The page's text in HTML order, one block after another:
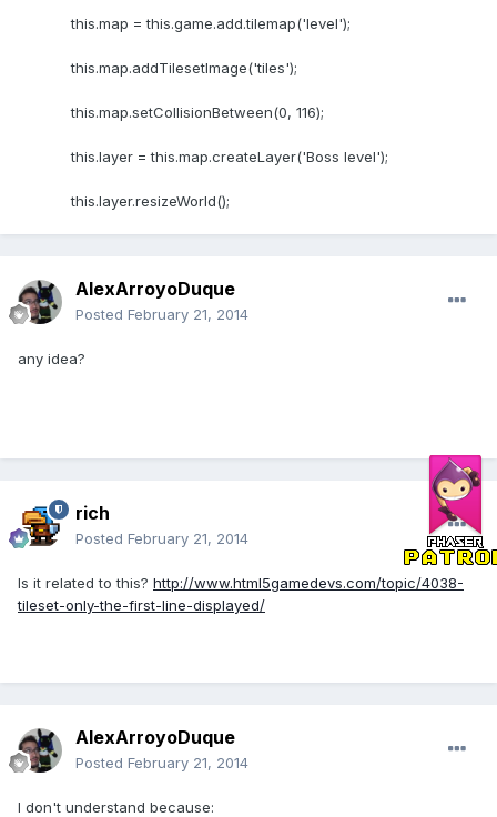
this.map = this.game.add.tilemap('level');
this.map.addTilesetImage('tiles');
this.map.setCollisionBetween(0, 116);
this.layer = this.map.createLayer('Boss level');
this.layer.resizeWorld();
AlexArroyoDuque
Posted February 21, 2014
any idea?
rich
Posted February 21, 2014
Is it related to this? http://www.html5gamedevs.com/topic/4038-
tileset-only-the-first-line-displayed/
AlexArroyoDuque
Posted February 21, 2014
I don't understand because: